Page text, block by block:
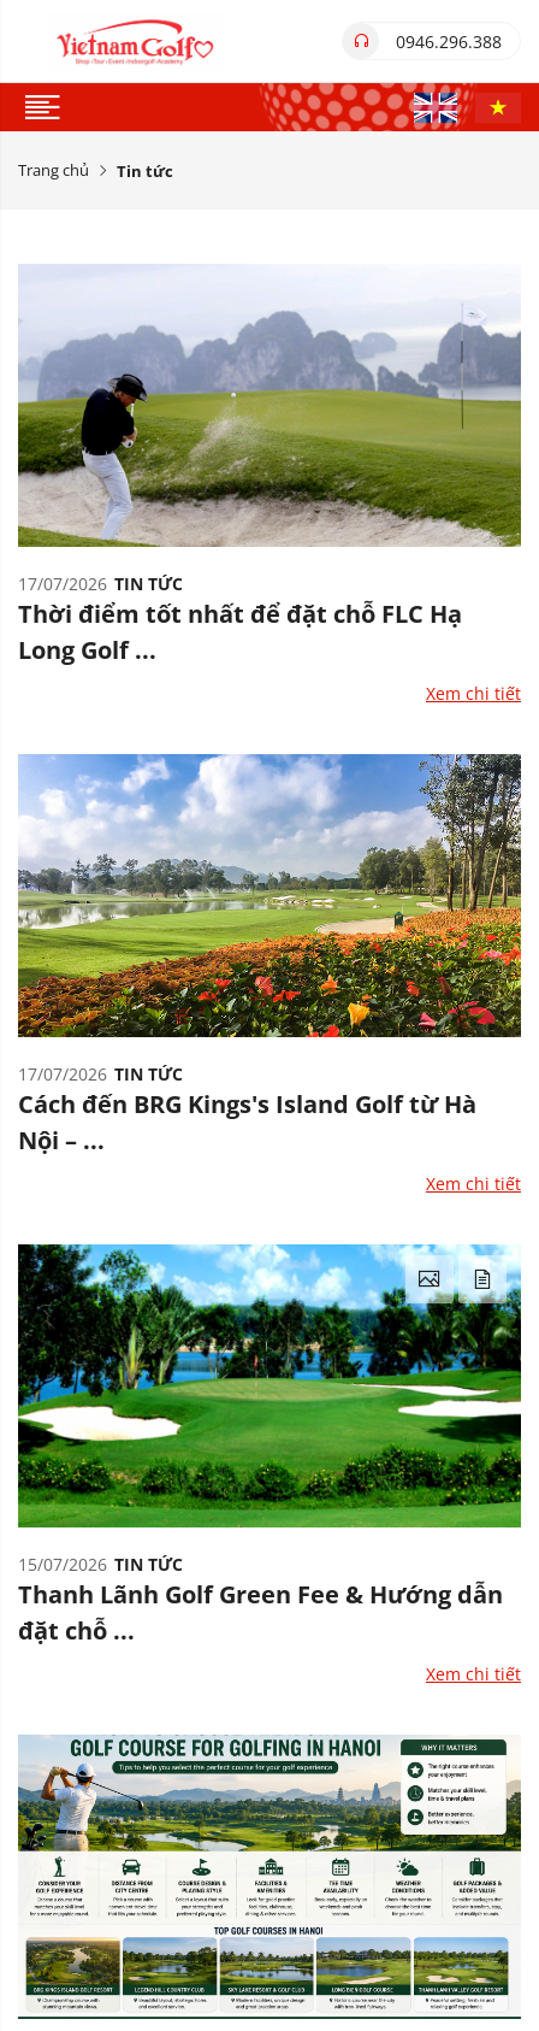
0946.296.388
Trang chủ Tin tức
17/07/2026 TIN TỨC
Thời điểm tốt nhất để đặt chỗ FLC Hạ
Long Golf ...
Xem chi tiết
17/07/2026 TIN TỨC
Cách đến BRG Kings's Island Golf từ Hà
Nội – ...
Xem chi tiết
15/07/2026 TIN TỨC
Thanh Lãnh Golf Green Fee & Hướng dẫn
đặt chỗ ...
Xem chi tiết